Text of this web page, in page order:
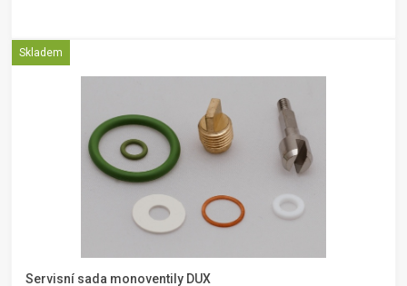
Skladem
Servisní sada monoventily DUX